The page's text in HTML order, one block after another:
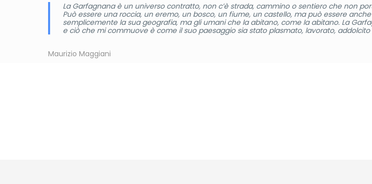
La Garfagnana è un universo contratto, non c’è strada, cammino o sentiero che non
Può essere una roccia, un eremo, un bosco, un fiume, un castello, ma può essere
semplicemente la sua geografia, ma gli umani che la abitano, come la abitano. La
e ciò che mi commuove è come il suo paesaggio sia stato plasmato, lavorato,
Maurizio Maggiani